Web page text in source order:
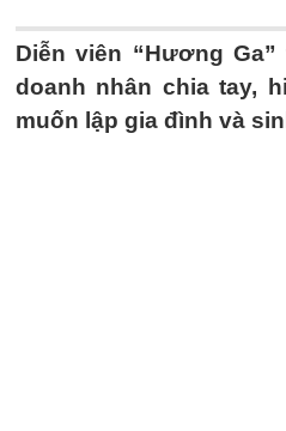
Diễn viên “Hương
doanh nhân chia tay,
muốn lập gia đình và